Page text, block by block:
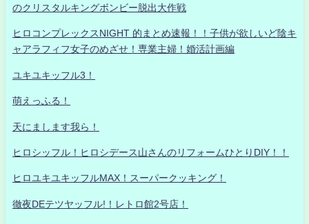
のクリスタルキングボンビー脱出大作戦
ヒロコンプレックスNIGHT 的まとめ速報！！子供が欲しいど陰キ
ャアラフィフ女子のめざせ！専業主婦！婚活計画編
ユキユキッフル3！
萌えっふる！
天にまします我ら！
ヒロシッフル！ヒロシデース山さんのリフォームひとりDIY！！
ヒロユキユキッフルMAX！スーパークッキング！
徹夜DEテツヤッフル!！レトロ館2号店！